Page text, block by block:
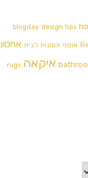
blogday design tips
אוסף תמונות לבית אחסון
איקאה rugs